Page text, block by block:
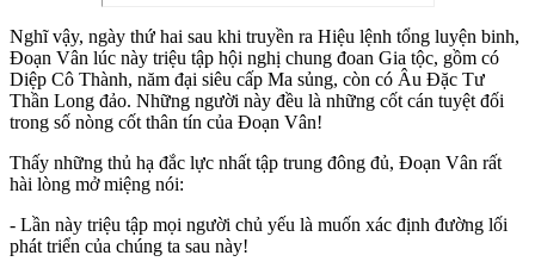
Nghĩ vậy, ngày thứ hai sau khi truyền ra Hiệu lệnh tổng luyện binh,
Đoạn Vân lúc này triệu tập hội nghị chung đoan Gia tộc, gồm có
Diệp Cô Thành, năm đại siêu cấp Ma sủng, còn có Âu Đặc Tư
Thần Long đảo. Những người này đều là những cốt cán tuyệt đối
trong số nòng cốt thân tín của Đoạn Vân!
Thấy những thủ hạ đắc lực nhất tập trung đông đủ, Đoạn Vân rất
hài lòng mở miệng nói:
- Lần này triệu tập mọi người chủ yếu là muốn xác định đường lối
phát triển của chúng ta sau này!